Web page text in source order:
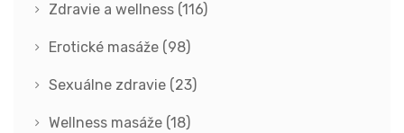
Zdravie a wellness (116)
Erotické masáže (98)
Sexuálne zdravie (23)
Wellness masáže (18)